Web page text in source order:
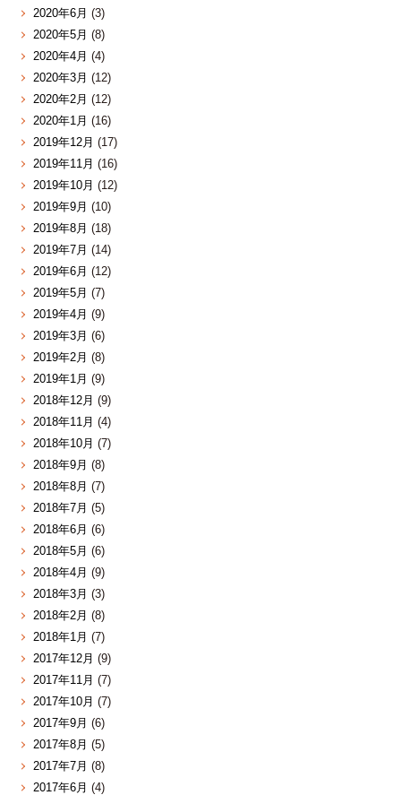
2020年6月 (3)
2020年5月 (8)
2020年4月 (4)
2020年3月 (12)
2020年2月 (12)
2020年1月 (16)
2019年12月 (17)
2019年11月 (16)
2019年10月 (12)
2019年9月 (10)
2019年8月 (18)
2019年7月 (14)
2019年6月 (12)
2019年5月 (7)
2019年4月 (9)
2019年3月 (6)
2019年2月 (8)
2019年1月 (9)
2018年12月 (9)
2018年11月 (4)
2018年10月 (7)
2018年9月 (8)
2018年8月 (7)
2018年7月 (5)
2018年6月 (6)
2018年5月 (6)
2018年4月 (9)
2018年3月 (3)
2018年2月 (8)
2018年1月 (7)
2017年12月 (9)
2017年11月 (7)
2017年10月 (7)
2017年9月 (6)
2017年8月 (5)
2017年7月 (8)
2017年6月 (4)